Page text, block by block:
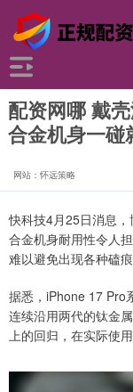
配资网哪 戴
合金机身一碰
网站：怀远策略
快科技4月25日消息
合金机身耐用性令人
难以避免出现各种磕
据悉，iPhone 17 Pro
连续沿用两代的钛金
上的回归，在实际使